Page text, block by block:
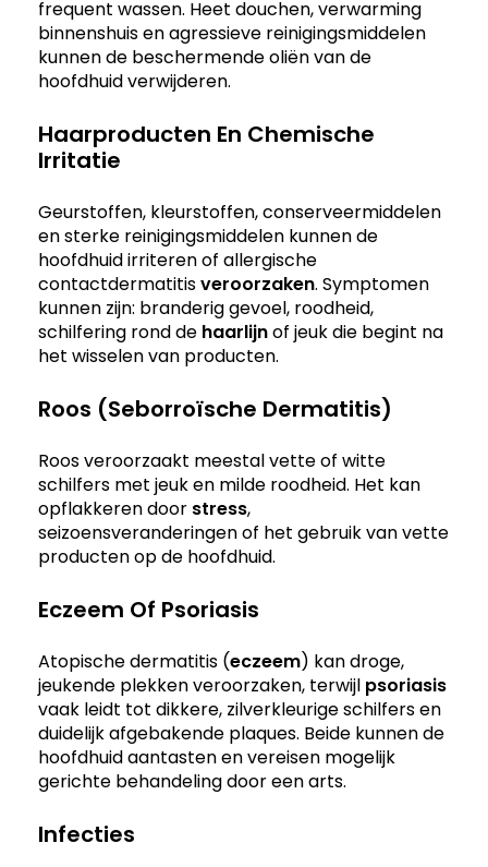
frequent wassen. Heet douchen, verwarming
binnenshuis en agressieve reinigingsmiddelen
kunnen de beschermende oliën van de
hoofdhuid verwijderen.
Haarproducten En Chemische
Irritatie
Geurstoffen, kleurstoffen, conserveermiddelen
en sterke reinigingsmiddelen kunnen de
hoofdhuid irriteren of allergische
contactdermatitisveroorzaken. Symptomen
kunnen zijn: branderig gevoel, roodheid,
schilfering rond de haarlijnof jeuk die begint na
het wisselen van producten.
Roos (Seborroïsche Dermatitis)
Roos veroorzaakt meestal vette of witte
schilfers met jeuk en milde roodheid. Het kan
opflakkeren door stress,
seizoensveranderingen of het gebruik van vette
producten op de hoofdhuid.
Eczeem Of Psoriasis
Atopische dermatitis (eczeem) kan droge,
jeukende plekken veroorzaken, terwijl psoriasis
vaak leidt tot dikkere, zilverkleurige schilfers en
duidelijk afgebakende plaques. Beide kunnen de
hoofdhuid aantasten en vereisen mogelijk
gerichte behandeling door een arts.
Infecties